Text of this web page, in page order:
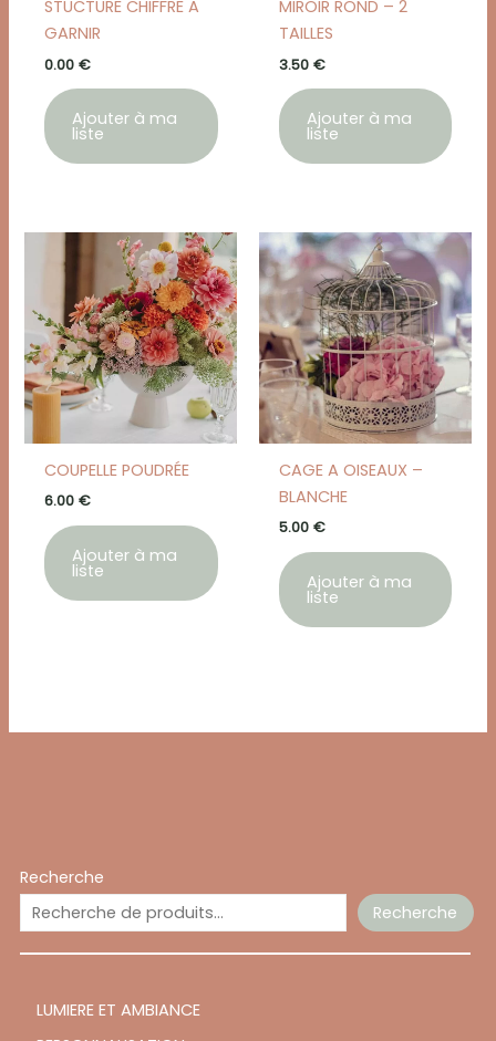
Recherche
Recherche
LUMIERE ET AMBIANCE
STUCTURE CHIFFRE A
GARNIR
0.00 €
Ajouter à ma
liste
MIROIR ROND – 2
TAILLES
3.50 €
Ajouter à ma
liste
COUPELLE POUDRÉE
6.00 €
Ajouter à ma
liste
CAGE A OISEAUX –
BLANCHE
5.00 €
Ajouter à ma
liste